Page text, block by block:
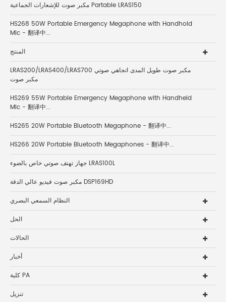
مكبر صوت للإشعارات الجماعية Partable LRAS150
HS268 50W Portable Emergency Megaphone with Handhold
Mic - 翻译中...
المنتج
LRAS200/LRAS400/LRAS700 مكبر صوت طويل المدى اتجاهي صوتي
مكبر صوت
HS269 55W Portable Emergency Megaphone with Handheld
Mic - 翻译中...
HS265 20W Portable Bluetooth Megaphone - 翻译中...
HS266 20W Portable Bluetooth Megaphones - 翻译中...
جهاز تهتف صوتي خاص بالضوء LRAS100L
مكبر صوت فيديو عالي الدقة DSP169HD
النظام السمعي البصري
الحل
الحالات
أخبار
كلية PA
تنزيل